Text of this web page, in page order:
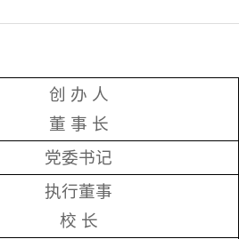
创 办 人
董 事 长
党委书记
执行董事
校 长